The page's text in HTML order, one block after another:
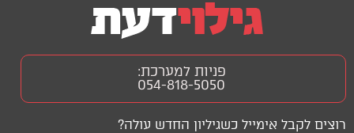
רוצים לקבל אימייל כשגיליון החדש עולה?
פניות למערכת:
054-818-5050